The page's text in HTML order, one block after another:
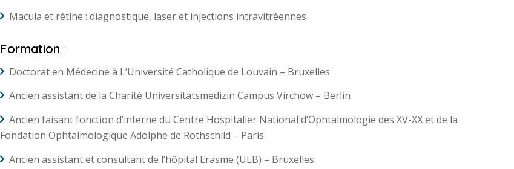
Macula et rétine : diagnostique, laser et injections intravitréennes
Formation :
Doctorat en Médecine à L’Université Catholique de Louvain – Bruxelles
Ancien assistant de la Charité Universitätsmedizin Campus Virchow – Berlin
Ancien faisant fonction d’interne du Centre Hospitalier National d’Ophtalmologie des XV-XX et de la
Fondation Ophtalmologique Adolphe de Rothschild – Paris
Ancien assistant et consultant de l’hôpital Erasme (ULB) – Bruxelles